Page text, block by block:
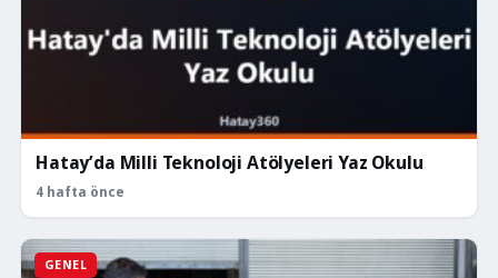
Hatay’da Milli Teknoloji Atölyeleri Yaz Okulu
4 hafta önce
GENEL